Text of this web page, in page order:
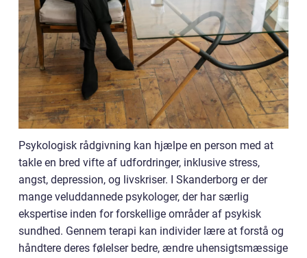
Psykologisk rådgivning kan hjælpe en person med at
takle en bred vifte af udfordringer, inklusive stress,
angst, depression, og livskriser. I Skanderborg er der
mange veluddannede psykologer, der har særlig
ekspertise inden for forskellige områder af psykisk
sundhed. Gennem terapi kan individer lære at forstå og
håndtere deres følelser bedre, ændre uhensigtsmæssige